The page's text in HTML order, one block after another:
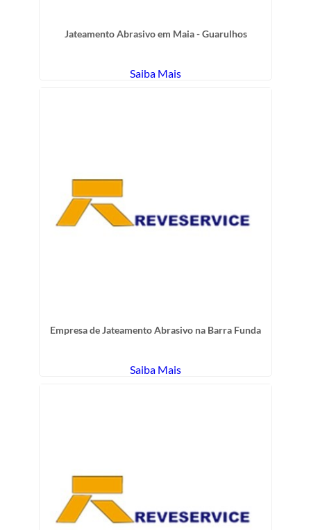
Jateamento Abrasivo em Maia - Guarulhos
Saiba Mais
Empresa de Jateamento Abrasivo na Barra Funda
Saiba Mais